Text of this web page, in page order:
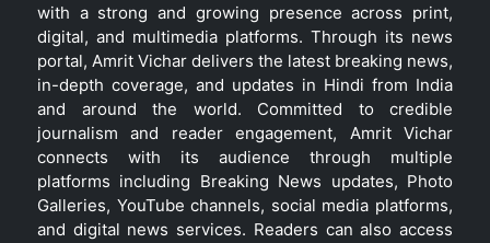
with a strong and growing presence across print,
digital, and multimedia platforms. Through its news
portal, Amrit Vichar delivers the latest breaking news,
in-depth coverage, and updates in Hindi from India
and around the world. Committed to credible
journalism and reader engagement, Amrit Vichar
connects with its audience through multiple
platforms including Breaking News updates, Photo
Galleries, YouTube channels, social media platforms,
and digital news services. Readers can also access